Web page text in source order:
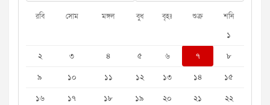
রবি সোম মঙ্গল বুধ বৃহঃ শুক্র শনি
১
২
৩ ৪ ৫ ৬ ৭
৮
৯
১০ ১১ ১২ ১৩ ১৪
১৫
১৬
১৭ ১৮ ১৯ ২০ ২১
২২